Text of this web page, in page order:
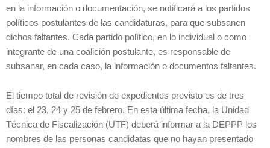
en la información o documentación, se notificará a los partidos
políticos postulantes de las candidaturas, para que subsanen
dichos faltantes. Cada partido político, en lo individual o como
integrante de una coalición postulante, es responsable de
subsanar, en cada caso, la información o documentos faltantes.
El tiempo total de revisión de expedientes previsto es de tres
días: el 23, 24 y 25 de febrero. En esta última fecha, la Unidad
Técnica de Fiscalización (UTF) deberá informar a la DEPPP los
nombres de las personas candidatas que no hayan presentado